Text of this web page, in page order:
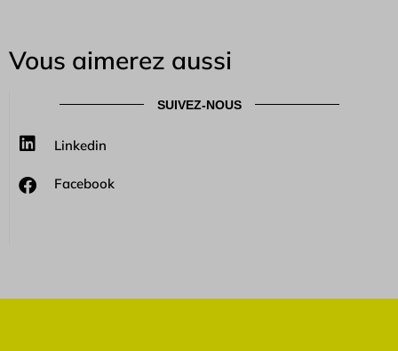
Vous aimerez aussi
SUIVEZ-NOUS
Linkedin
Facebook